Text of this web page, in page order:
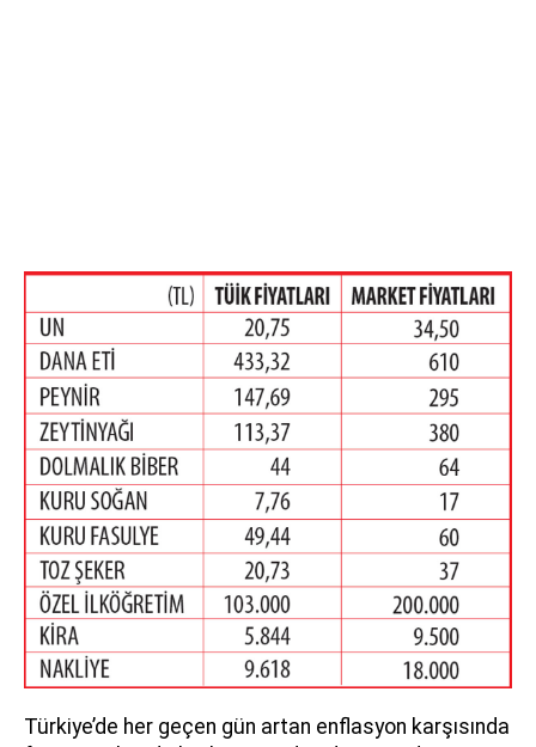
Türkiye’de her geçen gün artan enflasyon karşısında